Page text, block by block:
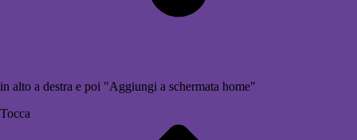
in alto a destra e poi "Aggiungi a schermata home"
Tocca